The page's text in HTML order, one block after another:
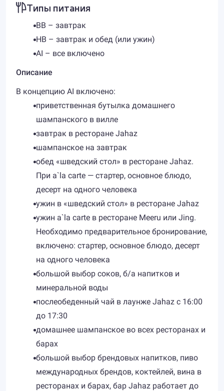
Типы питания
BB – завтрак
HB – завтрак и обед (или ужин)
AI – все включено
Описание
В концепцию AI включено:
приветственная бутылка домашнего
шампанского в вилле
завтрак в ресторане Jahaz
шампанское на завтрак
обед «шведский стол» в ресторане Jahaz.
При a`la carte — стартер, основное блюдо,
десерт на одного человека
ужин в «шведский стол» в ресторане Jahaz
ужин a`la carte в ресторане Meeru или Jing.
Необходимо предварительное бронирование,
включено: стартер, основное блюдо, десерт
на одного человека
большой выбор соков, б/а напитков и
минеральной воды
послеобеденный чай в лаунже Jahaz c 16:00
до 17:30
домашнее шампанское во всех ресторанах и
барах
большой выбор брендовых напитков, пиво
международных брендов, коктейлей, вина в
ресторанах и барах, бар Jahaz работает до